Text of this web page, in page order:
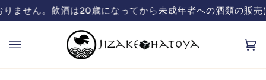
コ
ン
ツ
未成年者への酒類の販売は致しておりません。飲酒は20歳に
蔵元直送の日本酒、焼酎販
カ
ー